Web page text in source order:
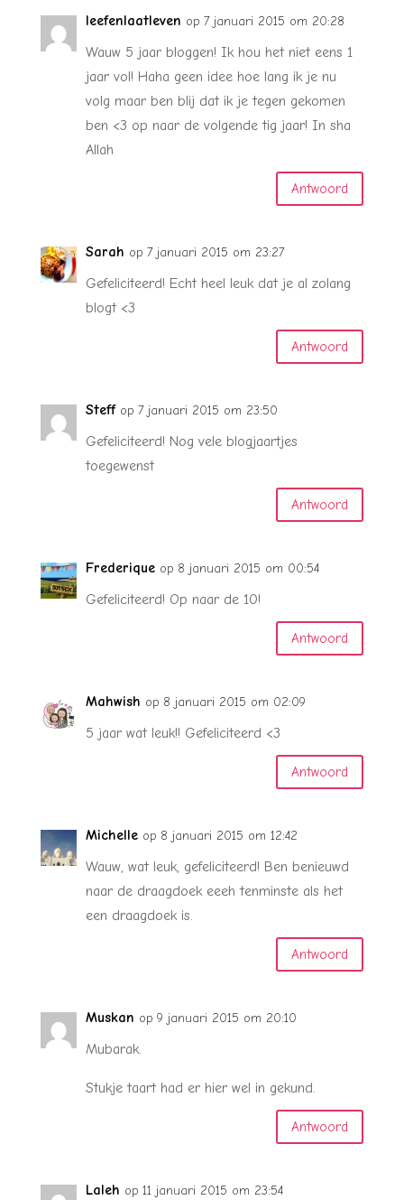
leefenlaatleven op 7 januari 2015 om 20:28
Wauw 5 jaar bloggen! Ik hou het niet eens 1
jaar vol! Haha geen idee hoe lang ik je nu
volg maar ben blij dat ik je tegen gekomen
ben <3 op naar de volgende tig jaar! In sha
Allah
Antwoord
Sarah op 7 januari 2015 om 23:27
Gefeliciteerd! Echt heel leuk dat je al zolang
blogt <3
Antwoord
Steff op 7 januari 2015 om 23:50
Gefeliciteerd! Nog vele blogjaartjes
toegewenst
Antwoord
Frederique op 8 januari 2015 om 00:54
Gefeliciteerd! Op naar de 10!
Antwoord
Mahwish op 8 januari 2015 om 02:09
5 jaar wat leuk!! Gefeliciteerd <3
Antwoord
Michelle op 8 januari 2015 om 12:42
Wauw, wat leuk, gefeliciteerd! Ben benieuwd
naar de draagdoek eeeh tenminste als het
een draagdoek is.
Antwoord
Muskan op 9 januari 2015 om 20:10
Mubarak.
Stukje taart had er hier wel in gekund.
Antwoord
Laleh op 11 januari 2015 om 23:54